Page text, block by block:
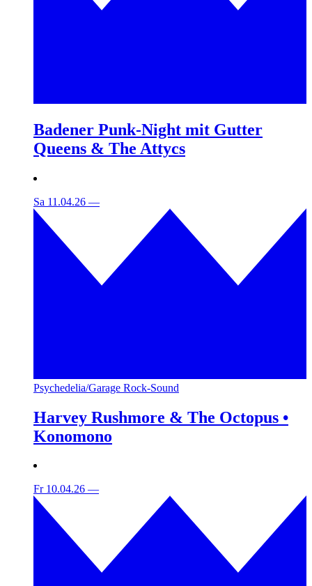
Badener Punk-Night mit Gutter
Queens & The Attycs
Sa 11.04.26 —
Psychedelia/Garage Rock-Sound
Harvey Rushmore & The Octopus •
Konomono
Fr 10.04.26 —